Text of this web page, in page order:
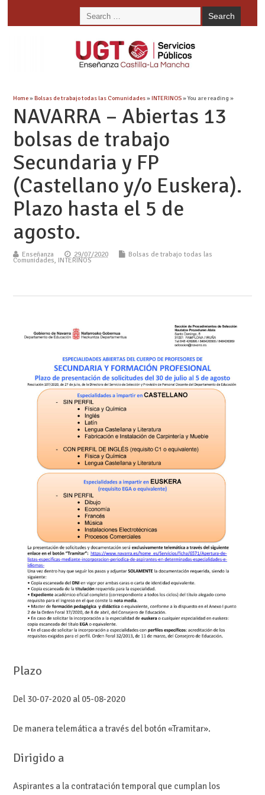
Home»Bolsas de trabajo todas las Comunidades»INTERINOS» You are reading »
NAVARRA – Abiertas 13
bolsas de trabajo
Secundaria y FP
(Castellano y/o Euskera).
Plazo hasta el 5 de
agosto.
Enseñanza 29/07/2020 Bolsas de trabajo todas las
Comunidades, INTERINOS
Plazo
Del 30-07-2020 al 05-08-2020
De manera telemática a través del botón «Tramitar».
Dirigido a
Aspirantes a la contratación temporal que cumplan los